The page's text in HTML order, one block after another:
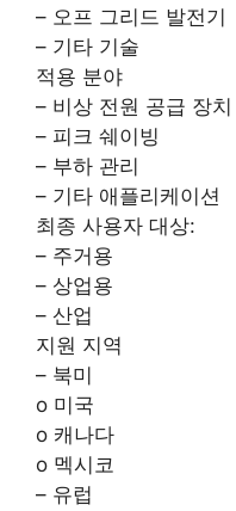
– 오프 그리드 발전기
– 기타 기술
적용 분야
– 비상 전원 공급 장치
– 피크 쉐이빙
– 부하 관리
– 기타 애플리케이션
최종 사용자 대상:
– 주거용
– 상업용
– 산업
지원 지역
– 북미
o 미국
o 캐나다
o 멕시코
– 유럽